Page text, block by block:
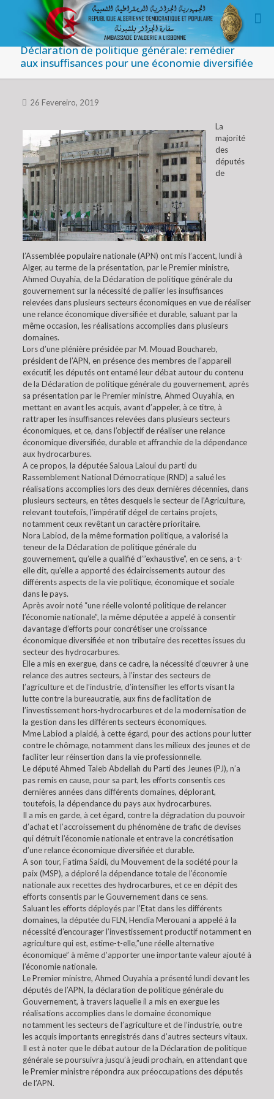
Déclaration de politique générale: remédier
aux insuffisances pour une économie diversifiée
26 Fevereiro, 2019
La
majorité
des
députés
de
l’Assemblée populaire nationale (APN) ont mis l’accent, lundi à
Alger, au terme de la présentation, par le Premier ministre,
Ahmed Ouyahia, de la Déclaration de politique générale du
gouvernement sur la nécessité de pallier les insuffisances
relevées dans plusieurs secteurs économiques en vue de réaliser
une relance économique diversifiée et durable, saluant par la
même occasion, les réalisations accomplies dans plusieurs
domaines.
Lors d’une plénière présidée par M. Mouad Bouchareb,
président de l’APN, en présence des membres de l’appareil
exécutif, les députés ont entamé leur débat autour du contenu
de la Déclaration de politique générale du gouvernement, après
sa présentation par le Premier ministre, Ahmed Ouyahia, en
mettant en avant les acquis, avant d’appeler, à ce titre, à
rattraper les insuffisances relevées dans plusieurs secteurs
économiques, et ce, dans l’objectif de réaliser une relance
économique diversifiée, durable et affranchie de la dépendance
aux hydrocarbures.
A ce propos, la députée Saloua Laloui du parti du
Rassemblement National Démocratique (RND) a salué les
réalisations accomplies lors des deux dernières décennies, dans
plusieurs secteurs, en têtes desquels le secteur de l’Agriculture,
relevant toutefois, l’impératif dégel de certains projets,
notamment ceux revêtant un caractère prioritaire.
Nora Labiod, de la même formation politique, a valorisé la
teneur de la Déclaration de politique générale du
gouvernement, qu’elle a qualifié d’”exhaustive”, en ce sens, a-t-
elle dit, qu’elle a apporté des éclaircissements autour des
différents aspects de la vie politique, économique et sociale
dans le pays.
Après avoir noté “une réelle volonté politique de relancer
l’économie nationale”, la même députée a appelé à consentir
davantage d’efforts pour concrétiser une croissance
économique diversifiée et non tributaire des recettes issues du
secteur des hydrocarbures.
Elle a mis en exergue, dans ce cadre, la nécessité d’œuvrer à une
relance des autres secteurs, à l’instar des secteurs de
l’agriculture et de l’industrie, d’intensifier les efforts visant la
lutte contre la bureaucratie, aux fins de facilitation de
l’investissement hors-hydrocarbures et de la modernisation de
la gestion dans les différents secteurs économiques.
Mme Labiod a plaidé, à cette égard, pour des actions pour lutter
contre le chômage, notamment dans les milieux des jeunes et de
faciliter leur réinsertion dans la vie professionnelle.
Le député Ahmed Taleb Abdellah du Parti des Jeunes (PJ), n’a
pas remis en cause, pour sa part, les efforts consentis ces
dernières années dans différents domaines, déplorant,
toutefois, la dépendance du pays aux hydrocarbures.
Il a mis en garde, à cet égard, contre la dégradation du pouvoir
d’achat et l’accroissement du phénomène de trafic de devises
qui détruit l’économie nationale et entrave la concrétisation
d’une relance économique diversifiée et durable.
A son tour, Fatima Saidi, du Mouvement de la société pour la
paix (MSP), a déploré la dépendance totale de l’économie
nationale aux recettes des hydrocarbures, et ce en dépit des
efforts consentis par le Gouvernement dans ce sens.
Saluant les efforts déployés par l’Etat dans les différents
domaines, la députée du FLN, Hendia Merouani a appelé à la
nécessité d’encourager l’investissement productif notamment en
agriculture qui est, estime-t-elle,”une réelle alternative
économique” à même d’apporter une importante valeur ajouté à
l’économie nationale.
Le Premier ministre, Ahmed Ouyahia a présenté lundi devant les
députés de l’APN, la déclaration de politique générale du
Gouvernement, à travers laquelle il a mis en exergue les
réalisations accomplies dans le domaine économique
notamment les secteurs de l’agriculture et de l’industrie, outre
les acquis importants enregistrés dans d’autres secteurs vitaux.
Il est à noter que le débat autour de la Déclaration de politique
générale se poursuivra jusqu’à jeudi prochain, en attendant que
le Premier ministre répondra aux préoccupations des députés
de l’APN.